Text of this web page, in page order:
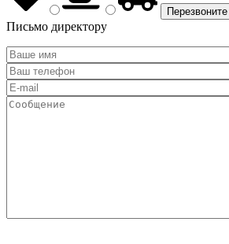
Письмо директору